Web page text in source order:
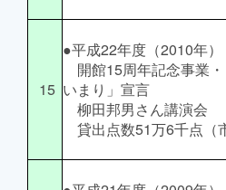
15
●平成22年度（2010年）
開館15周年記念事業
いまり」宣言
柳田邦男さん講演会
貸出点数51万6千点（